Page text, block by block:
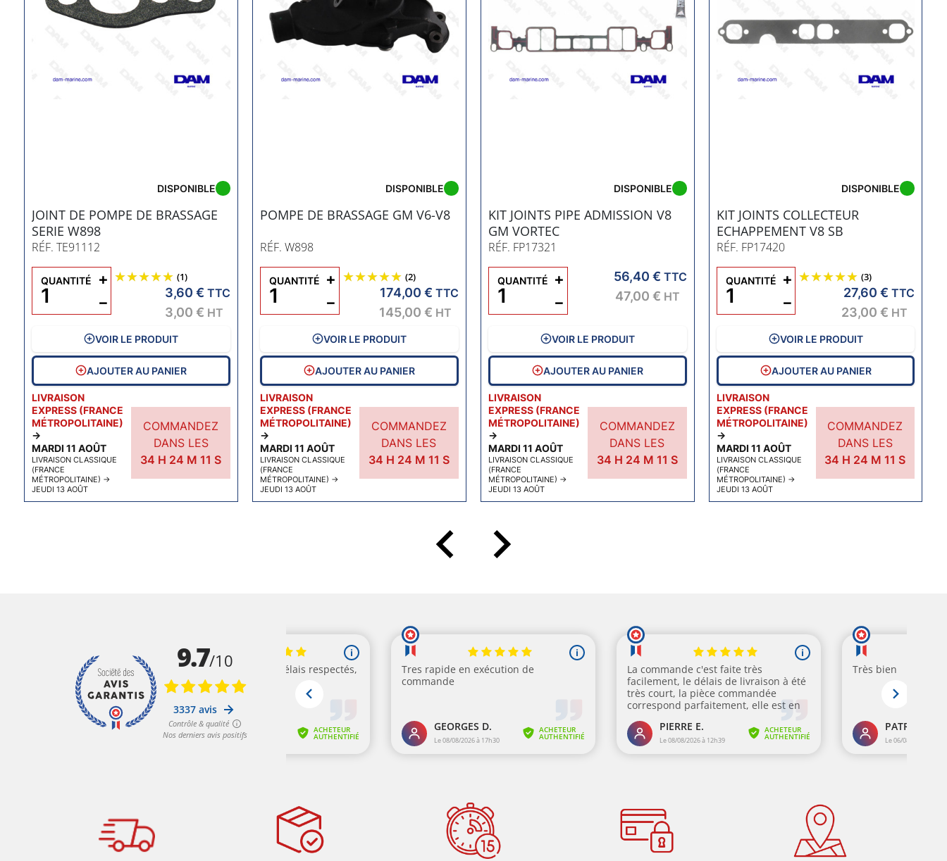
JOINT DE POMPE DE BRASSAGE
SERIE W898
RÉF. TE91112
LIVRAISON
EXPRESS (FRANCE
MÉTROPOLITAINE)
→
MARDI 11 AOÛT
LIVRAISON CLASSIQUE
(FRANCE
MÉTROPOLITAINE) →
JEUDI 13 AOÛT
COMMANDEZ
DANS LES
34H 24M 10 S
DISPONIBLE
(1)
3,60 € TTC
3,00 € HT
QUANTITÉ
−
+
VOIR LE PRODUIT
AJOUTER AU PANIER
POMPE DE BRASSAGE GM V6-V8
RÉF. W898
LIVRAISON
EXPRESS (FRANCE
MÉTROPOLITAINE)
→
MARDI 11 AOÛT
LIVRAISON CLASSIQUE
(FRANCE
MÉTROPOLITAINE) →
JEUDI 13 AOÛT
COMMANDEZ
DANS LES
34H 24M 10 S
DISPONIBLE
(2)
174,00 € TTC
145,00 € HT
QUANTITÉ
−
+
VOIR LE PRODUIT
AJOUTER AU PANIER
KIT JOINTS PIPE ADMISSION V8
GM VORTEC
RÉF. FP17321
LIVRAISON
EXPRESS (FRANCE
MÉTROPOLITAINE)
→
MARDI 11 AOÛT
LIVRAISON CLASSIQUE
(FRANCE
MÉTROPOLITAINE) →
JEUDI 13 AOÛT
COMMANDEZ
DANS LES
34H 24M 10 S
DISPONIBLE
56,40 € TTC
47,00 € HT
QUANTITÉ
−
+
VOIR LE PRODUIT
AJOUTER AU PANIER
KIT JOINTS COLLECTEUR
ECHAPPEMENT V8 SB
RÉF. FP17420
LIVRAISON
EXPRESS (FRANCE
MÉTROPOLITAINE)
→
MARDI 11 AOÛT
LIVRAISON CLASSIQUE
(FRANCE
MÉTROPOLITAINE) →
JEUDI 13 AOÛT
COMMANDEZ
DANS LES
34H 24M 10 S
DISPONIBLE
(3)
27,60 € TTC
23,00 € HT
QUANTITÉ
−
+
VOIR LE PRODUIT
AJOUTER AU PANIER
Précédent
keyboard_arrow_left keyboard_arrow_right